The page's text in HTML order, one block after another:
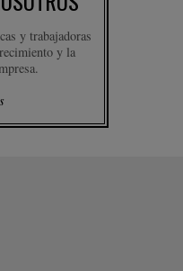
y trabajadoras
y la